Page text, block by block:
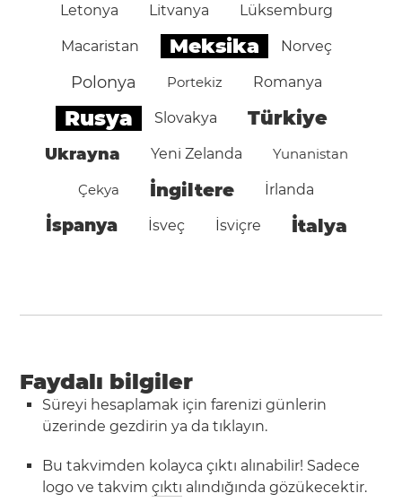
Letonya Litvanya Lüksemburg
Macaristan Meksika Norveç
Polonya Portekiz Romanya
Rusya Slovakya Türkiye
Ukrayna Yeni Zelanda Yunanistan
Çekya İngiltere İrlanda
İspanya İsveç İsviçre İtalya
Faydalı bilgiler
Süreyi hesaplamak için farenizi günlerin
üzerinde gezdirin ya da tıklayın.
Bu takvimden kolayca çıktı alınabilir! Sadece
logo ve takvimçıktı alındığında gözükecektir.